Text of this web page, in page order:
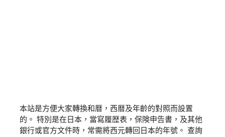
本站是方便大家轉換和暦，西暦及年齡的對照而設置
的。 特別是在日本，當寫履歴表，保険申告書，及其他
銀行或官方文件時，常需將西元轉回日本的年號。 查詢